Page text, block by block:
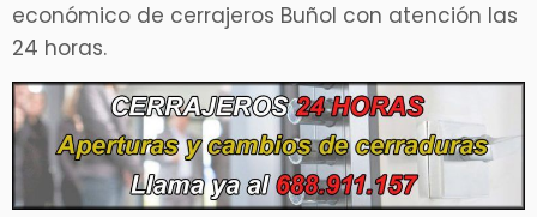
económico de cerrajeros Buñol con atención las
24 horas.